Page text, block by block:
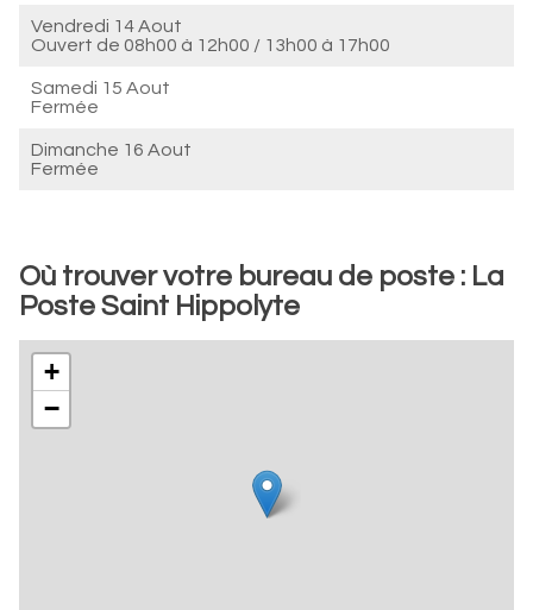
Vendredi 14 Aout
Ouvert de 08h00 à 12h00 / 13h00 à 17h00
Samedi 15 Aout
Fermée
Dimanche 16 Aout
Fermée
Où trouver votre bureau de poste : La
Poste Saint Hippolyte
+
−